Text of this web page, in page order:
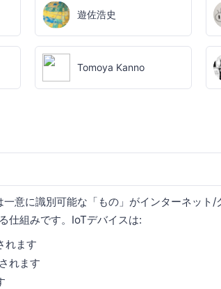
遊佐浩史
Tomoya Kanno
一意に識別可能な「もの」がインターネット
仕組みです。IoTデバイスは:
れます
れます